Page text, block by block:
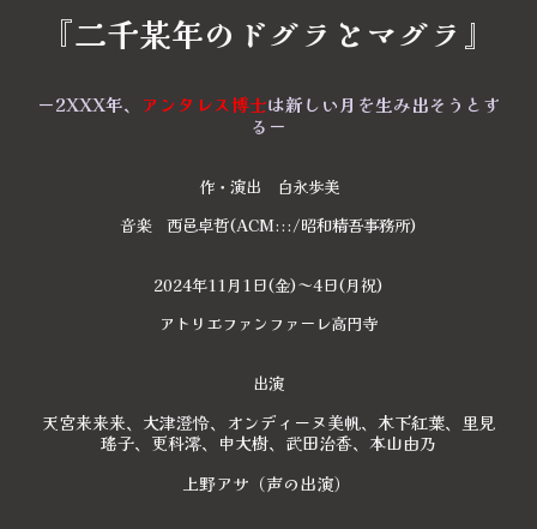
『二千某年のドグラとマグラ』
ー2XXX年、 アンタレス博士は新しい月を生み出そうとす
るー
作・演出 白永歩美
音楽 西邑卓哲(ACM:::/昭和精吾事務所)
2024年11月1日(金)～4日(月祝)
アトリエファンファーレ高円寺
出演
天宮来来来、大津澄怜、オンディーヌ美帆、木下紅葉、里見
瑤子、更科澪、申大樹、武田治香、本山由乃
上野アサ（声の出演）